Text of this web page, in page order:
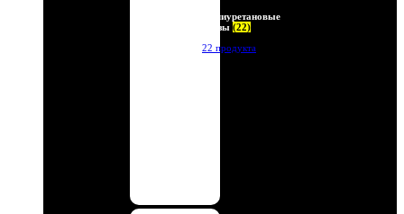
Полиуретановые
линзы (22)
22 продукта